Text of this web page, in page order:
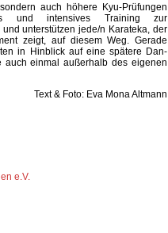
auch höhere Kyu-Prüfungen
und intensives Training zur
unterstützen jede/n Karateka, der
zeigt, auf diesem Weg. Gerade
in Hinblick auf eine spätere Dan-
auch einmal außerhalb des eigenen
Text & Foto: Eva Mona Altmann
e.V.